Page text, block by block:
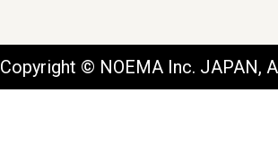
Copyright © NOEMA Inc. JAPAN,